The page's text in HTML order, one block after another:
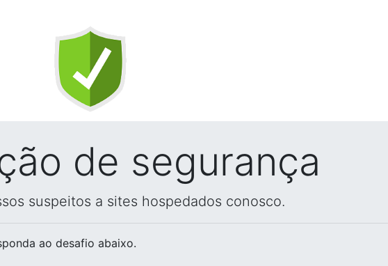
de segurança
suspeitos a sites hospedados conosco.
ao desafio abaixo.